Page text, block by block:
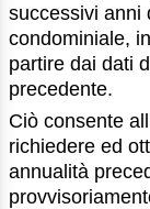
successivi anni
condominiale,
partire dai dati
precedente.
Ciò consente
richiedere ed
annualità